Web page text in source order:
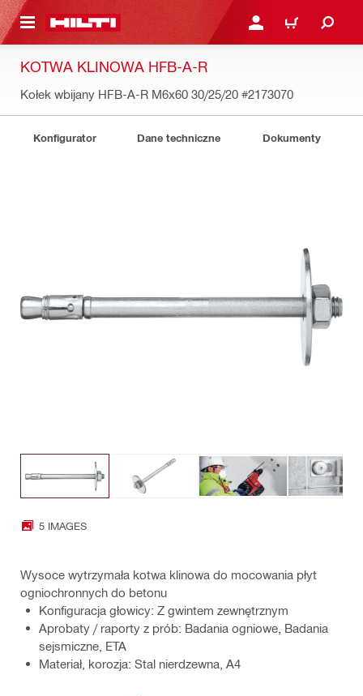
GŁÓWNEJ ZALOGUJ SIĘ LUB
KOSZYK
KOTWA KLINOWA HFB-A-R
Kołek wbijany HFB-A-R M6x60 30/25/20 #2173070
Konfigurator Dane techniczne Dokumenty
5 IMAGES
Wysoce wytrzymała kotwa klinowa do mocowania płyt
ogniochronnych do betonu
Konfiguracja głowicy: Z gwintem zewnętrznym
Aprobaty / raporty z prób: Badania ogniowe, Badania
sejsmiczne, ETA
Materiał, korozja: Stal nierdzewna, A4